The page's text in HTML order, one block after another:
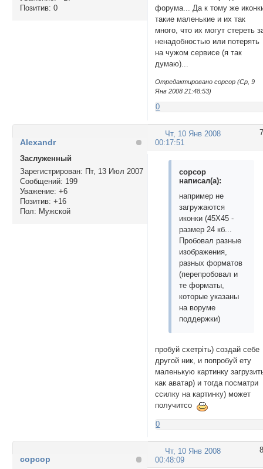
Позитив: 0
форума... Да к тому же
такие маленькие и их так
много, что их могут стереть
ненадобностью или потерять
на чужом сервисе (я так
думаю)...
Отредактировано copcop (Ср, 9
Янв 2008 21:48:53)
0
7
Чт, 10 Янв 2008
00:17:51
Alexandr
Заслуженный
Зарегистрирован: Пт, 13 Июл 2007
Сообщений: 199
Уважение: +6
Позитив: +16
Пол: Мужской
copcop
написал(а):
например не
загружаются
иконки (45Х45 -
размер 24 кб...
Пробовал разные
изображения,
разных форматов
(перепробовал и
те форматы,
которые указаны
на воруме
поддержки)
пробуй схетріть) создай себе
другой ник, и попробуй ету
маленькую картинку
как аватар) и тогда посматри
ссилку на картинку) может
получитсо
0
8
Чт, 10 Янв 2008
00:48:09
copcop